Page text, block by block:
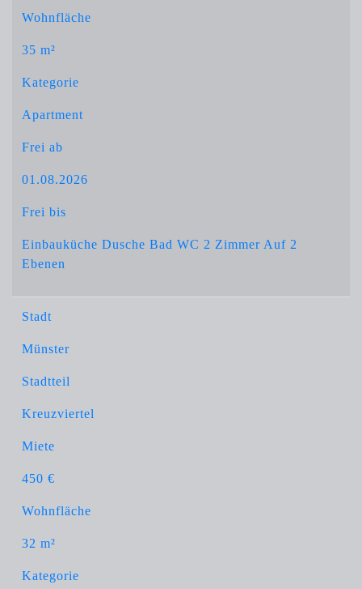
Wohnfläche
35 m²
Kategorie
Apartment
Frei ab
01.08.2026
Frei bis
Einbauküche Dusche Bad WC 2 Zimmer Auf 2
Ebenen
Stadt
Münster
Stadtteil
Kreuzviertel
Miete
450 €
Wohnfläche
32 m²
Kategorie